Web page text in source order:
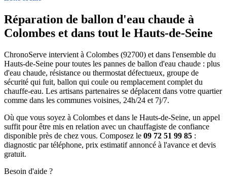
Réparation de ballon d'eau chaude à
Colombes et dans tout le Hauts-de-Seine
ChronoServe intervient à Colombes (92700) et dans l'ensemble du
Hauts-de-Seine pour toutes les pannes de ballon d'eau chaude : plus
d'eau chaude, résistance ou thermostat défectueux, groupe de
sécurité qui fuit, ballon qui coule ou remplacement complet du
chauffe-eau. Les artisans partenaires se déplacent dans votre quartier
comme dans les communes voisines, 24h/24 et 7j/7.
Où que vous soyez à Colombes et dans le Hauts-de-Seine, un appel
suffit pour être mis en relation avec un chauffagiste de confiance
disponible près de chez vous. Composez le 09 72 51 99 85 :
diagnostic par téléphone, prix estimatif annoncé à l'avance et devis
gratuit.
Besoin d'aide ?